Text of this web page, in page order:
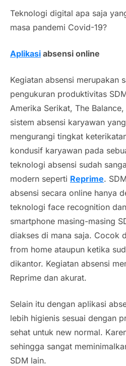
Teknologi digital apa saja
masa pandemi Covid-19?
Aplikasi absensi online
Kegiatan absensi merupakan
pengukuran produktivitas
Amerika Serikat, The Balance,
sistem absensi karyawan
mengurangi tingkat
kondusif karyawan pada
teknologi absensi sudah
modern seperti Reprime.
absensi secara online hanya
teknologi face recognition dan
smartphone masing-masing
diakses di mana saja. Cocok
from home ataupun ketika
dikantor. Kegiatan absensi
Reprime dan akurat.
Selain itu dengan aplikasi
lebih higienis sesuai dengan
sehat untuk new normal.
sehingga sangat
SDM lain.